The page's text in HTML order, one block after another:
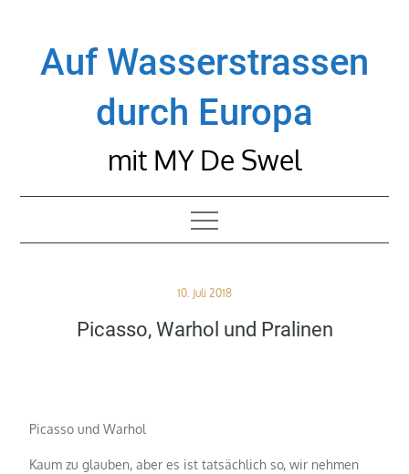
contentAuf Wasserstrassen
durch Europa
mit MY De Swel
Posted
10. Juli 2018
Picasso, Warhol und Pralinen
Picasso und Warhol
Kaum zu glauben, aber es ist tatsächlich so, wir nehmen